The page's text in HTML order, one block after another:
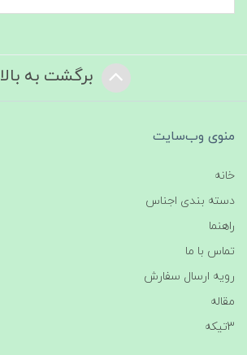
برگشت به بالا
منوی وب‌سایت
خانه
دسته بندی اجناس
راهنما
تماس با ما
رویه ارسال سفارش
مقاله
3تیکه